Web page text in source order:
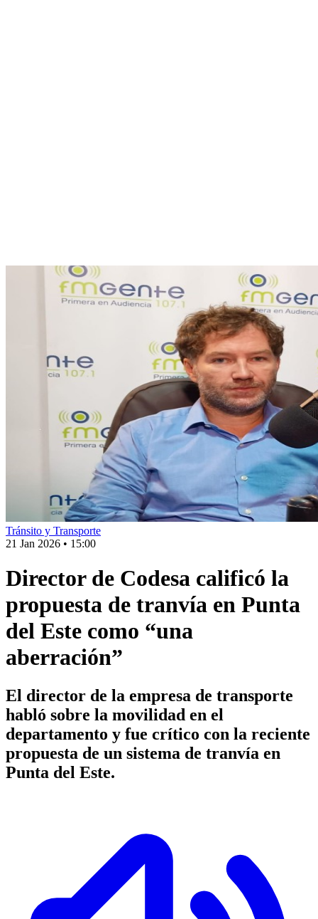
Tránsito y Transporte
21 Jan 2026 • 15:00
Director de Codesa calificó la
propuesta de tranvía en Punta
del Este como “una
aberración”
El director de la empresa de transporte
habló sobre la movilidad en el
departamento y fue crítico con la reciente
propuesta de un sistema de tranvía en
Punta del Este.